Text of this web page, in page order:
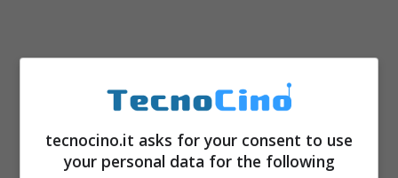
certo state poche le segnalazioni in merito a
una specifica truffa che ha portato non pochi
problemi a migliaia di utenti. Tutto, come al
tecnocino.it asks for your consent to use
your personal data for the following